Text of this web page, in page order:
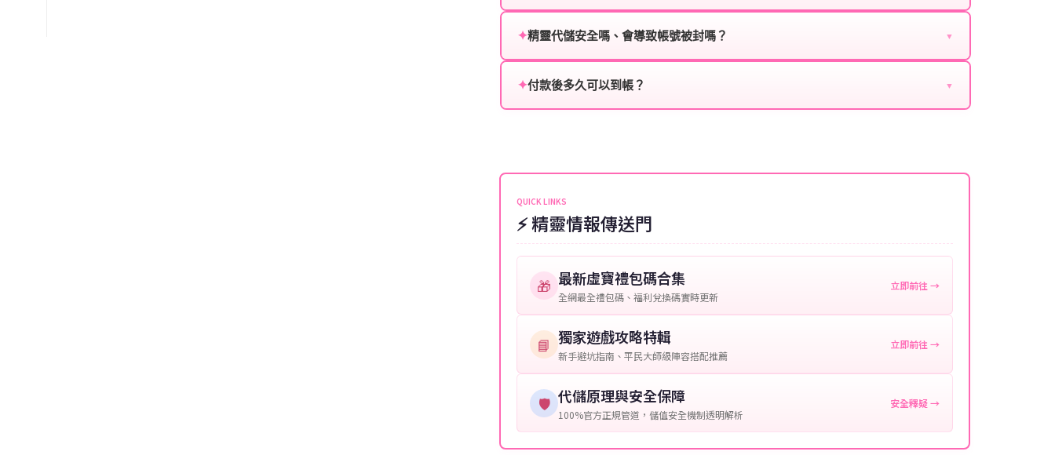
登入方式：您的遊戲登入方式（如Facebook、Google等）。
遊戲帳號：您的遊戲帳號或ID。
購買截圖：所購買商品的截圖以作確認。
提供這些信息能幫助我們更快地處理您的代儲需求，確保您盡享遊戲樂趣！
活動，儲值最低6折起，讓玩家隨時都能享有優惠價格。
✦精靈代儲安全嗎、會導致帳號被封嗎？ ▼
或異常儲值管道。您獲得的遊戲商品與官方購買的內容相同，可以安心使用。
✦付款後多久可以到帳？ ▼
QUICK LINKS
⚡ 精靈情報傳送門
🎁 最新虛寶禮包碼合集
全網最全禮包碼、福利兌換碼實時更新
立即前往 →
📘 獨家遊戲攻略特輯
新手避坑指南、平民大師級陣容搭配推薦
立即前往 →
🛡️ 代儲原理與安全保障
100%官方正規管道，儲值安全機制透明解析
安全釋疑 →